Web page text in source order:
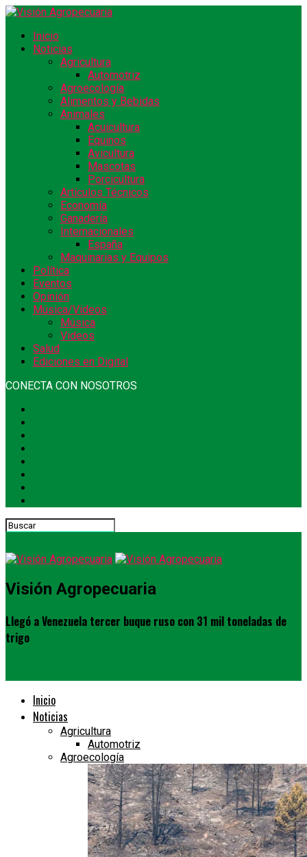
Inicio
Noticias
Agricultura
Automotriz
Agroecología
Alimentos y Bebidas
Animales
Acuicultura
Equinos
Avicultura
Mascotas
Porcicultura
Artículos Técnicos
Economía
Ganadería
Internacionales
España
Maquinarias y Equipos
Política
Eventos
Opinión
Música/Videos
Música
Videos
Salud
Ediciones en Digital
CONECTA CON NOSOTROS
Visión Agropecuaria
Llegó a Venezuela tercer buque ruso con 31 mil toneladas de
trigo
Inicio
Noticias
Agricultura
Automotriz
Agroecología